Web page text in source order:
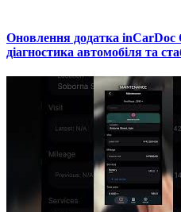
Оновлення додатка
діагностика автомобіля та